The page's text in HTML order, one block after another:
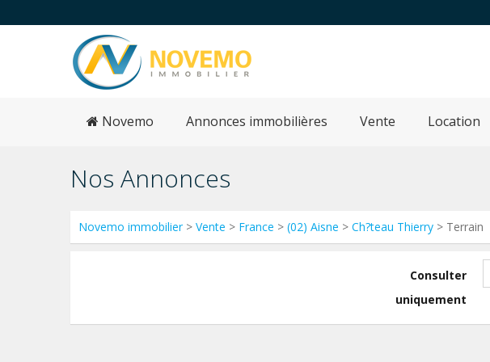
Novemo Annonces immobilières Vente Location
Nos Annonces
Novemo immobilier> Vente > France > (02) Aisne > Ch?teau Thierry > Terrain
Consulter
uniquement